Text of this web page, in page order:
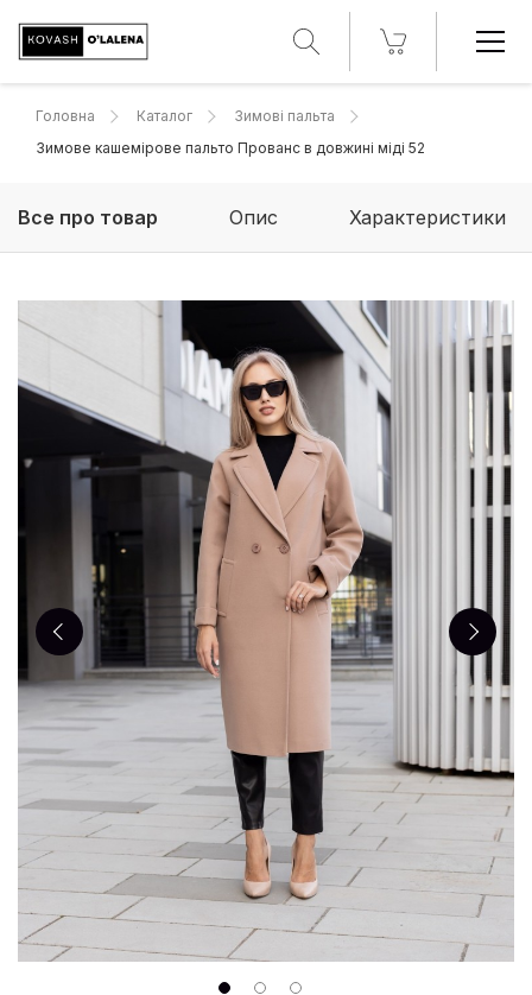
Головна Каталог
Зимові пальта
Зимове кашемірове пальто Прованс в довжині міді 52
Все про товар Опис Характеристики